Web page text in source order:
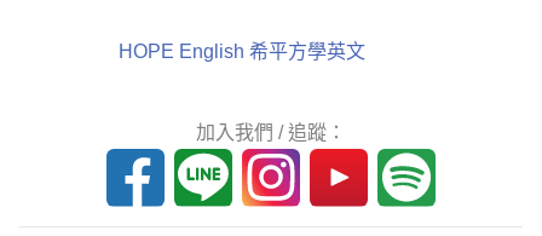
HOPE English 希平方學英文
加入我們 / 追蹤：